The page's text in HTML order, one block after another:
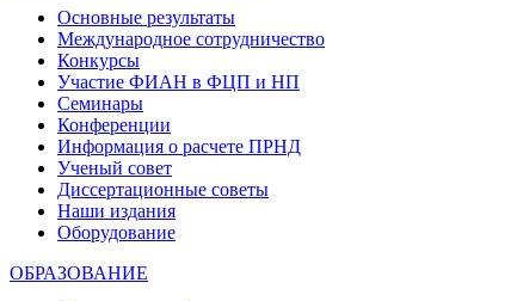
Основные результаты
Международное сотрудничество
Конкурсы
Участие ФИАН в ФЦП и НП
Семинары
Конференции
Информация о расчете ПРНД
Ученый совет
Диссертационные советы
Наши издания
Оборудование
ОБРАЗОВАНИЕ